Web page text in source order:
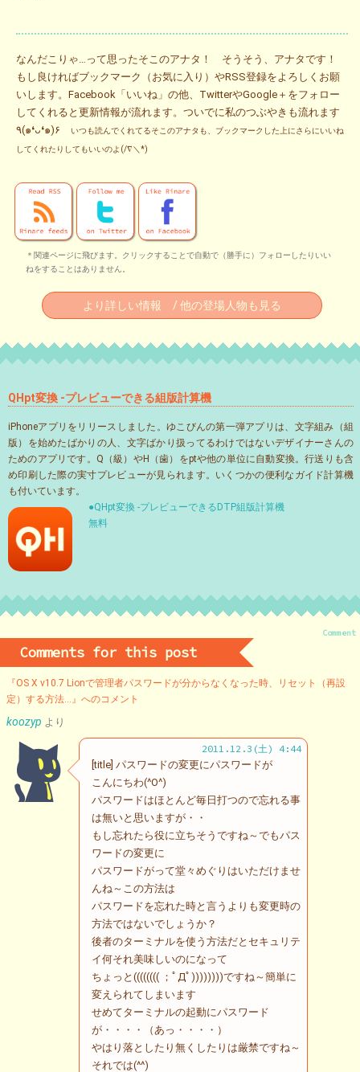
なんだこりゃ…って思ったそこのアナタ！ そうそう、アナタです！
もし良ければブックマーク（お気に入り）やRSS登録をよろしくお願
いします。Facebook「いいね」の他、TwitterやGoogle＋をフォロー
してくれると更新情報が流れます。ついでに私のつぶやきも流れます
٩(๑❛ᴗ❛๑)۶
いつも読んでくれてるそこのアナタも、ブックマークした上にさらにいいね
してくれたりしてもいいのよ(/∇＼*)
＊関連ページに飛びます。クリックすることで自動で（勝手に）フォローしたりいい
ねをすることはありません。
より詳しい情報 / 他の登場人物も見る
QHpt変換 -プレビューできる組版計算機
iPhoneアプリをリリースしました。ゆこびんの第一弾アプリは、文字組み（組
版）を始めたばかりの人、文字ばかり扱ってるわけではないデザイナーさんの
ためのアプリです。Q（級）やH（歯）をptや他の単位に自動変換。行送りも含
め印刷した際の実寸プレビューが見られます。いくつかの便利なガイド計算機
も付いています。
●QHpt変換 -プレビューできるDTP組版計算機
無料
Comment
Comments for this post
『OS X v10.7 Lionで管理者パスワードが分からなくなった時、リセット（再設
定）する方法…』へのコメント
koozyp より
2011.12.3(土) 4:44
[title] パスワードの変更にパスワードが
こんにちわ(^O^)
パスワードはほとんど毎日打つので忘れる事
は無いと思いますが・・
もし忘れたら役に立ちそうですね～でもパス
ワードの変更に
パスワードがって堂々めぐりはいただけませ
んね～この方法は
パスワードを忘れた時と言うよりも変更時の
方法ではないでしょうか？
後者のターミナルを使う方法だとセキュリテ
イ何それ美味しいのになって
ちょっと(((((((( ；ﾟДﾟ))))))))ですね～簡単に
変えられてしまいます
せめてターミナルの起動にパスワード
が・・・・（あっ・・・・）
やはり落としたり無くしたりは厳禁ですね～
それでは(^^)